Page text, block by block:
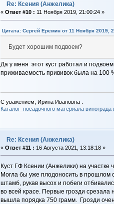
Re: Ксения (Анжелика)
« Ответ #10 : 11 Ноября 2019, 21:00:24 »
Цитата: Сергей Еремин от 11 Ноября 2019,
Будет хорошим подвоем?
Да у меня этот куст работал и
приживаемость прививок была на 100
С уважением, Ирина Ивановна .
Каталог посадочного материала
Re: Ксения (Анжелика)
« Ответ #11 : 16 Августа 2021, 13:18:18 »
Куст ГФ Ксении (Анжелики) на
Могла бы уже плодоносить в прошлом
штамб, рукав высох и побеги
во всей красе. Первые грозди
вышла порядка 750 грамм. Грозди